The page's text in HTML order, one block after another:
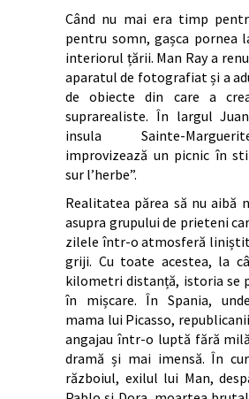
Când nu mai era timp
pentru somn, gașca pornea
interiorul țării. Man Ray a
aparatul de fotografiat și a
de obiecte din care a
suprarealiste. În largul
insula Sainte-
improvizează un picnic în
sur l’herbe”.
Realitatea părea să nu aibă
asupra grupului de prieteni
zilele într-o atmosferă
griji. Cu toate acestea, la
kilometri distanță, istoria se
în mișcare. În Spania,
mama lui Picasso,
angajau într-o luptă fără
dramă și mai imensă. În
războiul, exilul lui Man,